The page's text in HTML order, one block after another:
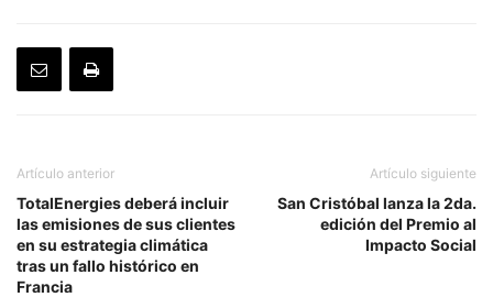
Artículo anterior
TotalEnergies deberá incluir
las emisiones de sus clientes
en su estrategia climática
tras un fallo histórico en
Francia
Artículo siguiente
San Cristóbal lanza la 2da.
edición del Premio al
Impacto Social